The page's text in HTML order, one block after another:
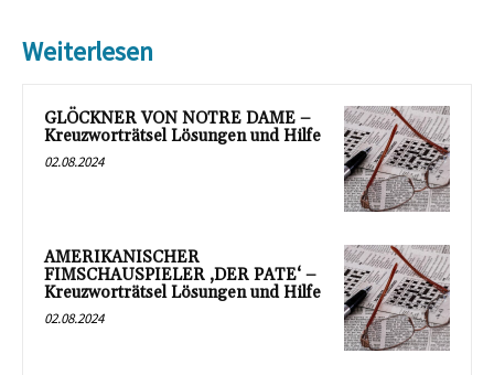
Weiterlesen
GLÖCKNER VON NOTRE DAME –
Kreuzworträtsel Lösungen und Hilfe
02.08.2024
AMERIKANISCHER
FIMSCHAUSPIELER ‚DER PATE‘ –
Kreuzworträtsel Lösungen und Hilfe
02.08.2024